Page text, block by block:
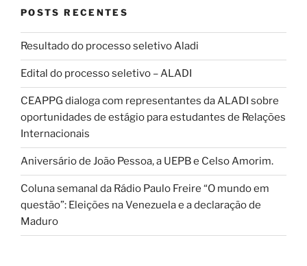
POSTS RECENTES
Resultado do processo seletivo Aladi
Edital do processo seletivo – ALADI
CEAPPG dialoga com representantes da ALADI sobre
oportunidades de estágio para estudantes de Relações
Internacionais
Aniversário de João Pessoa, a UEPB e Celso Amorim.
Coluna semanal da Rádio Paulo Freire “O mundo em
questão”: Eleições na Venezuela e a declaração de
Maduro